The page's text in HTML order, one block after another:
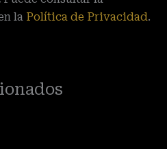
la Política de Privacidad.